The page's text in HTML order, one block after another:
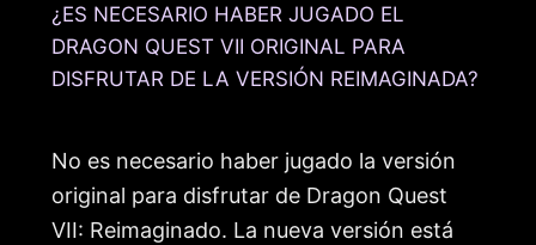
¿ES NECESARIO HABER JUGADO EL
DRAGON QUEST VII ORIGINAL PARA
DISFRUTAR DE LA VERSIÓN REIMAGINADA?
No es necesario haber jugado la versión
original para disfrutar de Dragon Quest
VII: Reimaginado. La nueva versión está